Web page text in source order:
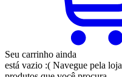
Seu carrinho ainda
está vazio :( Navegue pela